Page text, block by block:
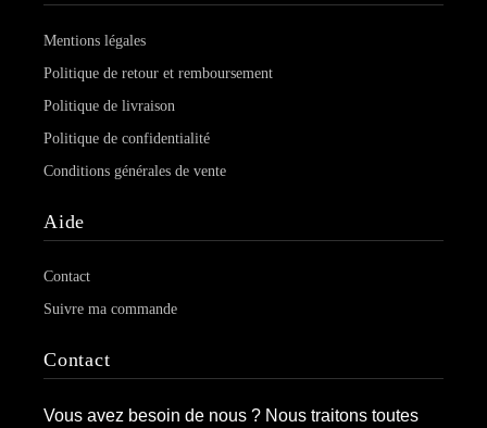
Mentions légales
Politique de retour et remboursement
Politique de livraison
Politique de confidentialité
Conditions générales de vente
Aide
Contact
Suivre ma commande
Contact
Vous avez besoin de nous ? Nous traitons toutes